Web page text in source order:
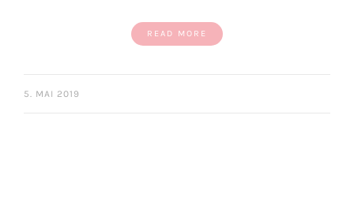
READ MORE
5. MAI 2019